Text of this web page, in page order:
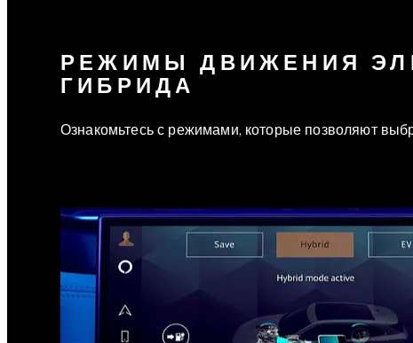
РЕЖИМЫ ДВИЖЕНИЯ
ГИБРИДА
Ознакомьтесь с режимами, которые позволяют